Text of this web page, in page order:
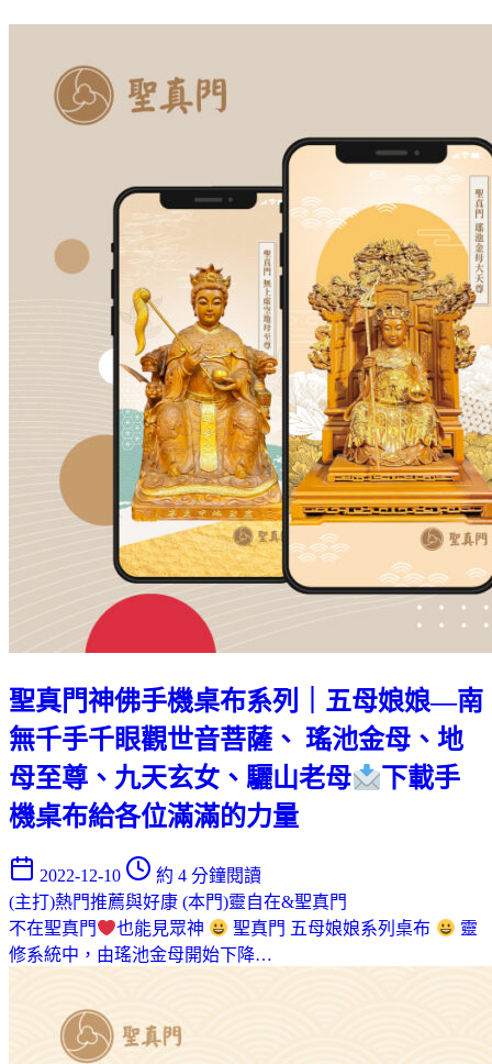
聖真門神佛手機桌布系列｜五母娘娘—南
無千手千眼觀世音菩薩、 瑤池金母、地
母至尊、九天玄女、驪山老母
下載手
機桌布給各位滿滿的力量
2022-12-10
約 4 分鐘閱讀
(主打)熱門推薦與好康 (本門)靈自在&聖真門
不在聖真門
也能見眾神 聖真門 五母娘娘系列桌布
靈
修系統中，由瑤池金母開始下降…